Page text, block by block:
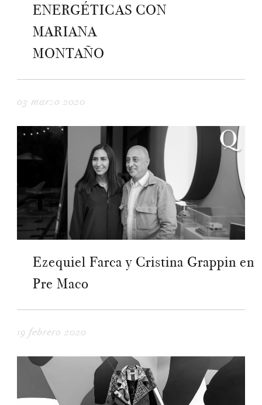
ENERGÉTICAS CON
MARIANA
MONTAÑO
03 marzo 2020
Ezequiel Farca y Cristina Grappin en
Pre Maco
19 febrero 2020